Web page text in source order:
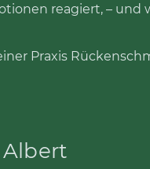
reagiert, –
Praxis
Albert